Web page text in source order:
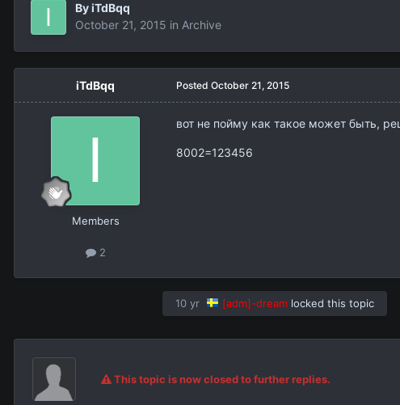
ByiTdBqq
October 21, 2015 in Archive
iTdBqq
Members
2
Posted October 21, 2015
вот не пойму как такое может быть,
8002=123456
10 yr [adm]-dream locked this topic
This topic is now closed to further replies.